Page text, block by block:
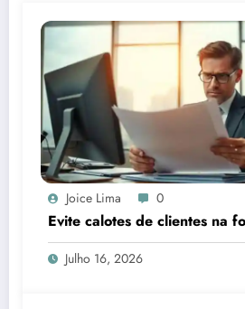
Joice Lima 0
Evite calotes de clientes na
Julho 16, 2026